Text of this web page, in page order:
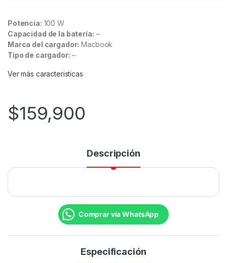
Potencia: 100 W
Capacidad de la batería: –
Marca del cargador: Macbook
Tipo de cargador: –
Ver más caracteristicas
$159,900
Descripción
Comprar vía WhatsApp
Especificación